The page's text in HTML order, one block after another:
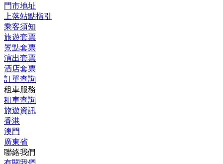
門市地址
上落站點指引
乘客須知
旅遊套票
景點套票
演出套票
酒店套票
訂單查詢
租車服務
租車查詢
旅遊資訊
香港
澳門
廣東省
聯絡我們